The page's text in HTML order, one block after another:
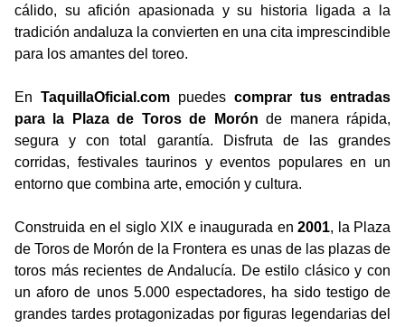
cálido, su afición apasionada y su historia ligada a la
tradición andaluza la convierten en una cita imprescindible
para los amantes del toreo.
En TaquillaOficial.com puedes comprar tus entradas
para la Plaza de Toros de Morón de manera rápida,
segura y con total garantía. Disfruta de las grandes
corridas, festivales taurinos y eventos populares en un
entorno que combina arte, emoción y cultura.
Construida en el siglo XIX e inaugurada en 2001, la Plaza
de Toros de Morón de la Frontera es unas de las plazas de
toros más recientes de Andalucía. De estilo clásico y con
un aforo de unos 5.000 espectadores, ha sido testigo de
grandes tardes protagonizadas por figuras legendarias del